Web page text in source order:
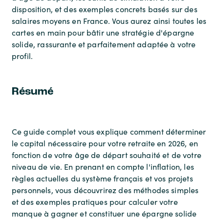
disposition, et des exemples concrets basés sur des
salaires moyens en France. Vous aurez ainsi toutes les
cartes en main pour bâtir une stratégie d'épargne
solide, rassurante et parfaitement adaptée à votre
profil.
Résumé
Ce guide complet vous explique comment déterminer
le capital nécessaire pour votre retraite en 2026, en
fonction de votre âge de départ souhaité et de votre
niveau de vie. En prenant en compte l'inflation, les
règles actuelles du système français et vos projets
personnels, vous découvrirez des méthodes simples
et des exemples pratiques pour calculer votre
manque à gagner et constituer une épargne solide